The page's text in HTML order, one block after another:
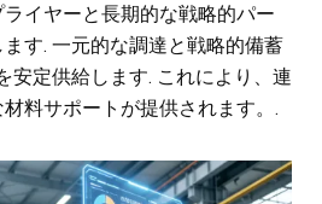
イヤーと長期的な戦略的パー
ます. 一元的な調達と戦略的備蓄
安定供給します. これにより、連
料サポートが提供されます。.